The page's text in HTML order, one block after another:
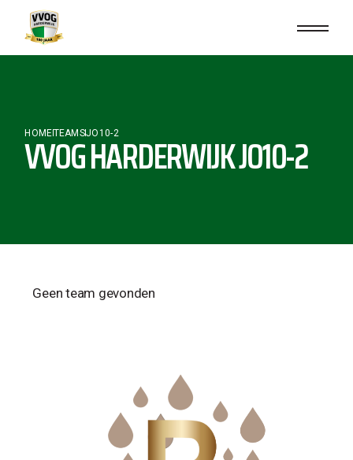
HOMETEAMSJO10-2
VVOG HARDERWIJK JO10-2
Geen team gevonden